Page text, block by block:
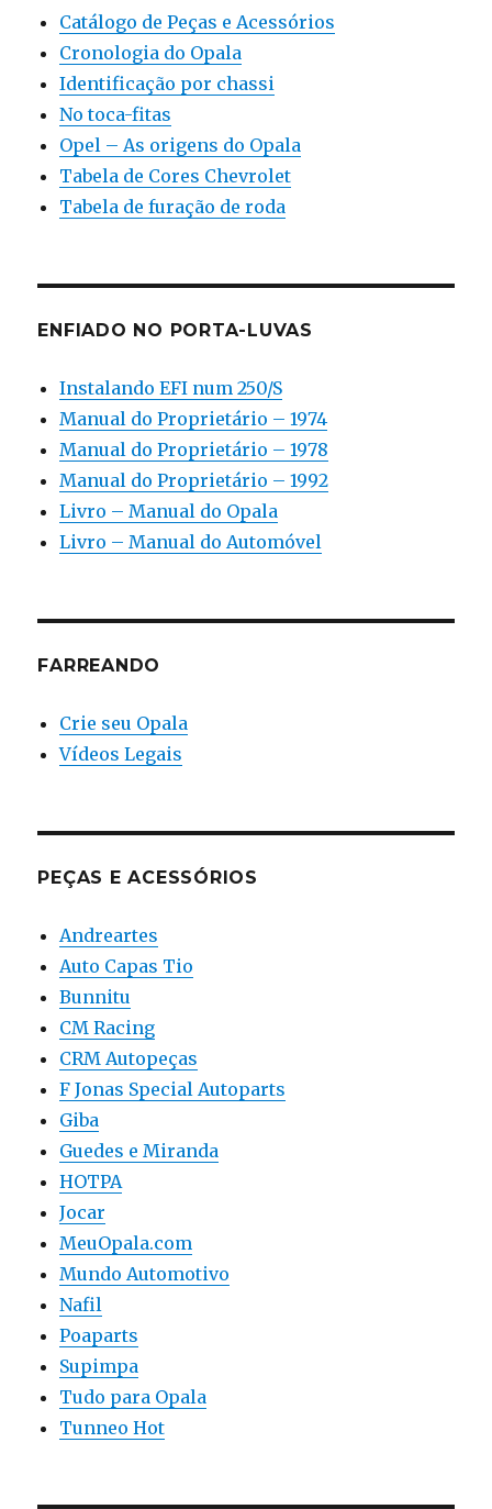
Catálogo de Peças e Acessórios
Cronologia do Opala
Identificação por chassi
No toca-fitas
Opel – As origens do Opala
Tabela de Cores Chevrolet
Tabela de furação de roda
ENFIADO NO PORTA-LUVAS
Instalando EFI num 250/S
Manual do Proprietário – 1974
Manual do Proprietário – 1978
Manual do Proprietário – 1992
Livro – Manual do Opala
Livro – Manual do Automóvel
FARREANDO
Crie seu Opala
Vídeos Legais
PEÇAS E ACESSÓRIOS
Andreartes
Auto Capas Tio
Bunnitu
CM Racing
CRM Autopeças
F Jonas Special Autoparts
Giba
Guedes e Miranda
HOTPA
Jocar
MeuOpala.com
Mundo Automotivo
Nafil
Poaparts
Supimpa
Tudo para Opala
Tunneo Hot